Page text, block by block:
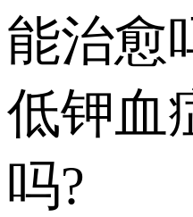
能治愈
低钾血
吗?